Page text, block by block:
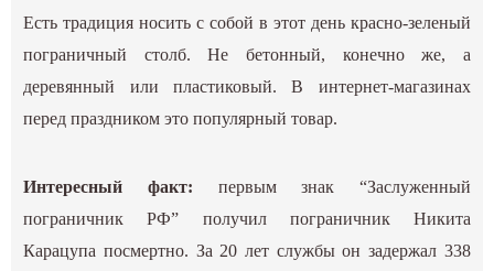
Есть традиция носить с собой в этот день красно-зеленый
пограничный столб. Не бетонный, конечно же, а
деревянный или пластиковый. В интернет-магазинах
перед праздником это популярный товар.
Интересный факт: первым знак “Заслуженный
пограничник РФ” получил пограничник Никита
Карацупа посмертно. За 20 лет службы он задержал 338